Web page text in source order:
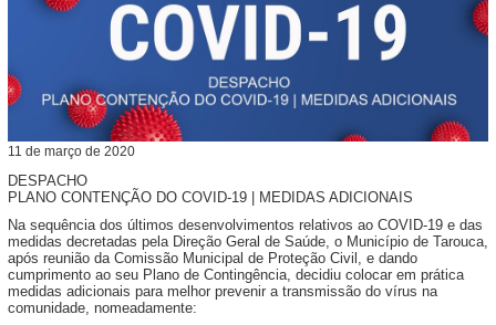
11 de março de 2020
DESPACHO
PLANO CONTENÇÃO DO COVID-19 | MEDIDAS ADICIONAIS
Na sequência dos últimos desenvolvimentos relativos ao COVID-19 e das
medidas decretadas pela Direção Geral de Saúde, o Município de Tarouca,
após reunião da Comissão Municipal de Proteção Civil, e dando
cumprimento ao seu Plano de Contingência, decidiu colocar em prática
medidas adicionais para melhor prevenir a transmissão do vírus na
comunidade, nomeadamente: